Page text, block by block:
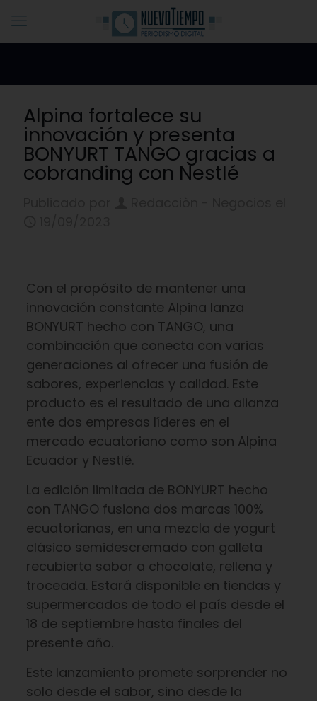
Alpina fortalece su
innovación y presenta
BONYURT TANGO gracias a
cobranding con Nestlé
Con el propósito de mantener una
innovación constante Alpina lanza
BONYURT hecho con TANGO, una
combinación que conecta con varias
generaciones al ofrecer una fusión de
sabores, experiencias y calidad. Este
producto es el resultado de una alianza
ente dos empresas líderes en el
mercado ecuatoriano como son Alpina
Ecuador y Nestlé.
La edición limitada de BONYURT hecho
con TANGO fusiona dos marcas 100%
ecuatorianas, en una mezcla de yogurt
clásico semidescremado con galleta
recubierta sabor a chocolate, rellena y
troceada. Estará disponible en tiendas y
supermercados de todo el país desde el
18 de septiembre hasta finales del
presente año.
Este lanzamiento promete sorprender no
solo desde el sabor, sino desde la